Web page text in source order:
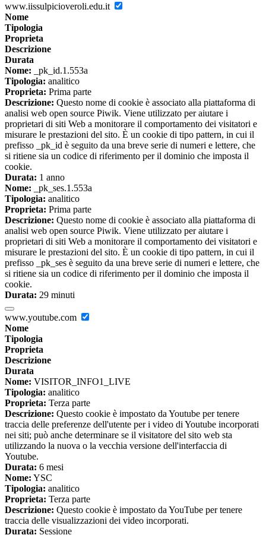
www.iissulpicioveroli.edu.it
Nome
Tipologia
Proprieta
Descrizione
Durata
Nome: _pk_id.1.553a
Tipologia: analitico
Proprieta: Prima parte
Descrizione: Questo nome di cookie è associato alla piattaforma di
analisi web open source Piwik. Viene utilizzato per aiutare i
proprietari di siti Web a monitorare il comportamento dei visitatori e
misurare le prestazioni del sito. È un cookie di tipo pattern, in cui il
prefisso _pk_id è seguito da una breve serie di numeri e lettere, che
si ritiene sia un codice di riferimento per il dominio che imposta il
cookie.
Durata: 1 anno
Nome: _pk_ses.1.553a
Tipologia: analitico
Proprieta: Prima parte
Descrizione: Questo nome di cookie è associato alla piattaforma di
analisi web open source Piwik. Viene utilizzato per aiutare i
proprietari di siti Web a monitorare il comportamento dei visitatori e
misurare le prestazioni del sito. È un cookie di tipo pattern, in cui il
prefisso _pk_ses è seguito da una breve serie di numeri e lettere, che
si ritiene sia un codice di riferimento per il dominio che imposta il
cookie.
Durata: 29 minuti
www.youtube.com
Nome
Tipologia
Proprieta
Descrizione
Durata
Nome: VISITOR_INFO1_LIVE
Tipologia: analitico
Proprieta: Terza parte
Descrizione: Questo cookie è impostato da Youtube per tenere
traccia delle preferenze dell'utente per i video di Youtube incorporati
nei siti; può anche determinare se il visitatore del sito web sta
utilizzando la nuova o la vecchia versione dell'interfaccia di
Youtube.
Durata: 6 mesi
Nome: YSC
Tipologia: analitico
Proprieta: Terza parte
Descrizione: Questo cookie è impostato da YouTube per tenere
traccia delle visualizzazioni dei video incorporati.
Durata: Sessione